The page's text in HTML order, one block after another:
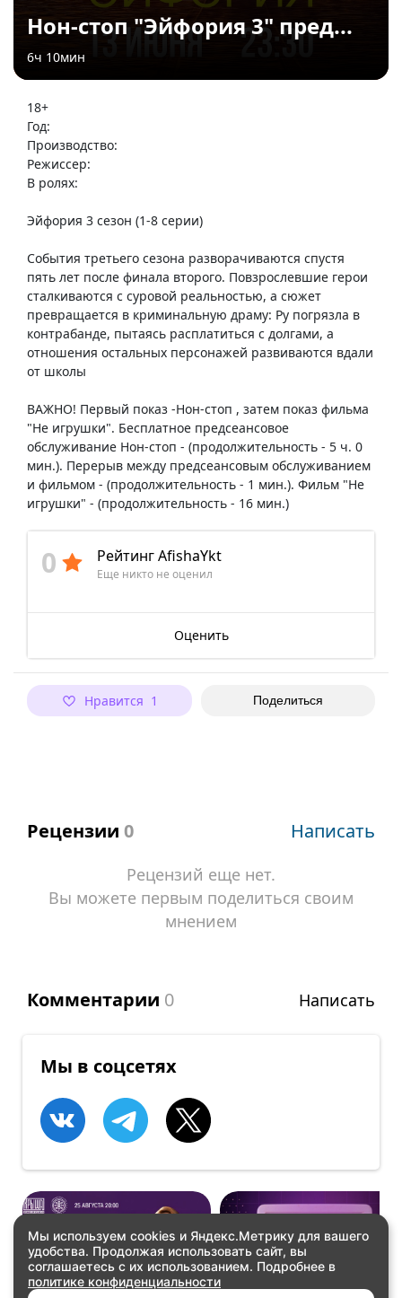
Мы используем cookies и Яндекс.Метрику для вашего
удобства. Продолжая использовать сайт, вы
соглашаетесь с их использованием. Подробнее в
политике конфиденциальности
Нон-стоп "Эйфория 3" пред...
6ч 10мин
18+
Год:
Производство:
Режиссер:
В ролях:
Эйфория 3 сезон (1-8 серии)
События третьего сезона разворачиваются спустя
пять лет после финала второго. Повзрослевшие герои
сталкиваются с суровой реальностью, а сюжет
превращается в криминальную драму: Ру погрязла в
контрабанде, пытаясь расплатиться с долгами, а
отношения остальных персонажей развиваются вдали
от школы
ВАЖНО! Первый показ -Нон-стоп , затем показ фильма
"Не игрушки". Бесплатное предсеансовое​
обслуживание Нон-стоп - (продолжительность - 5 ч. 0
мин.). Перерыв между предсеансовым обслуживанием
и фильмом - (продолжительность - 1 мин.). Фильм "Не
игрушки" - (продолжительность - 16 мин.)​
0 Рейтинг AfishaYkt
Еще никто не оценил
Оценить
Нравится 1 Поделиться
Рецензии 0 Написать
Рецензий еще нет.
Вы можете первым поделиться своим
мнением
Комментарии 0 Написать
Мы в соцсетях
ВСТРЕЧИ
GameDevFest 2026!
ВСТРЕЧИ
YKT GEEK FEST